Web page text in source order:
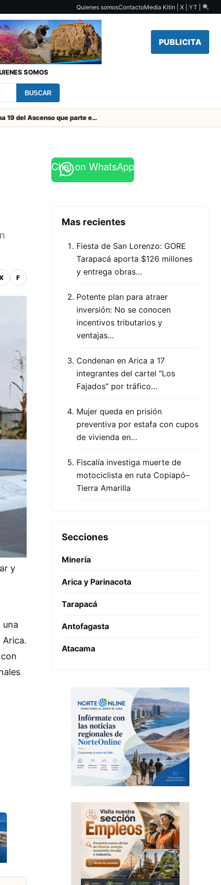
Quienes somosContactoMedia Kitin | X | YT |
PUBLICITA
SOMOS
BUSCAR
Toda la Fecha 19 del Ascenso que parte este viernes
F
y
una
Chat on WhatsApp
Mas recientes
Fiesta de San Lorenzo: GORE
Tarapacá aporta $126 millones
y entrega obras…
Potente plan para atraer
inversión: No se conocen
incentivos tributarios y
ventajas…
Condenan en Arica a 17
integrantes del cartel “Los
Fajados” por tráfico…
Mujer queda en prisión
preventiva por estafa con cupos
de vivienda en…
Fiscalía investiga muerte de
motociclista en ruta Copiapó–
Tierra Amarilla
Secciones
Minería
Arica y Parinacota
Tarapacá
Antofagasta
Atacama